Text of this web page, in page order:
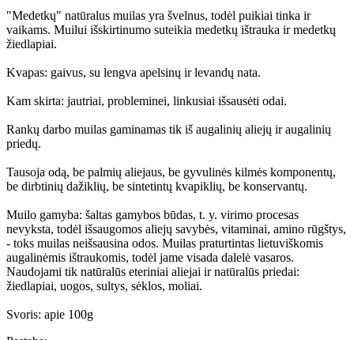
"Medetkų" natūralus muilas yra švelnus, todėl puikiai tinka ir
vaikams. Muilui išskirtinumo suteikia medetkų ištrauka ir medetkų
žiedlapiai.
Kvapas: gaivus, su lengva apelsinų ir levandų nata.
Kam skirta: jautriai, probleminei, linkusiai išsausėti odai.
Rankų darbo muilas gaminamas tik iš augalinių aliejų ir augalinių
priedų.
Tausoja odą, be palmių aliejaus, be gyvulinės kilmės komponentų,
be dirbtinių dažiklių, be sintetintų kvapiklių, be konservantų.
Muilo gamyba: šaltas gamybos būdas, t. y. virimo procesas
nevyksta, todėl išsaugomos aliejų savybės, vitaminai, amino rūgštys,
- toks muilas neišsausina odos. Muilas praturtintas lietuviškomis
augalinėmis ištraukomis, todėl jame visada dalelė vasaros.
Naudojami tik natūralūs eteriniai aliejai ir natūralūs priedai:
žiedlapiai, uogos, sultys, sėklos, moliai.
Svoris: apie 100g